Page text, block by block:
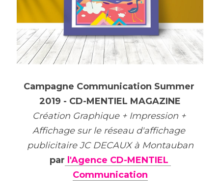
Campagne Communication Summer
2019 - CD-MENTIEL MAGAZINE
Création Graphique + Impression +
Affichage sur le réseau d'affichage
publicitaire JC DECAUX à Montauban
par l'Agence CD-MENTIEL
Communication